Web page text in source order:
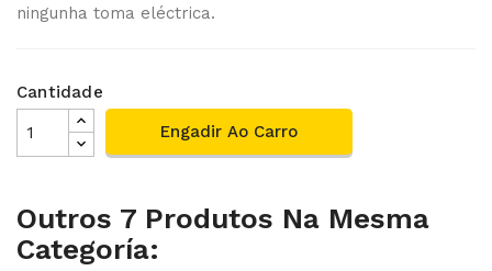
ningunha toma eléctrica.
Cantidade
Engadir Ao Carro
Outros 7 Produtos Na Mesma
Categoría: